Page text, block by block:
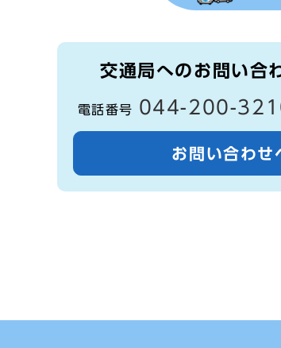
交通局へのお問い
電話番号 044-200-
お問い合わせ